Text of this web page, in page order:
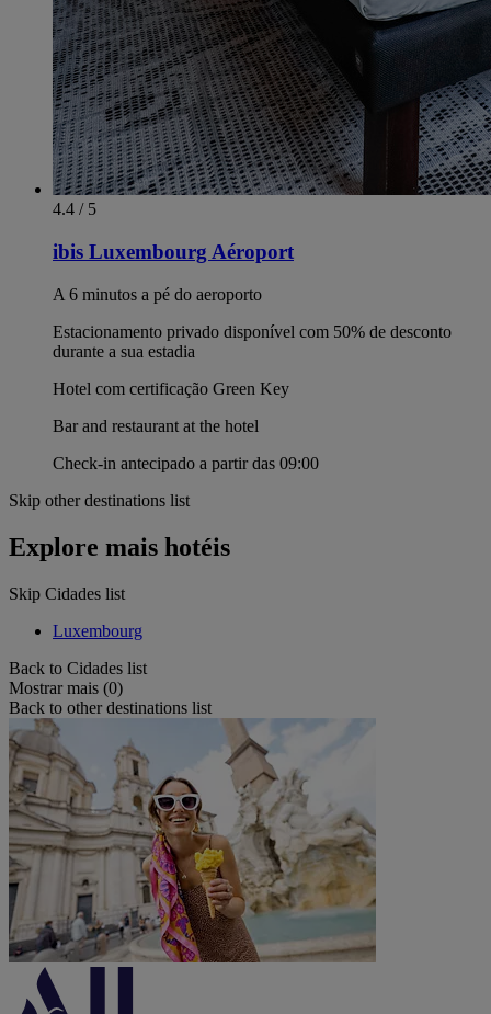
4.4 / 5
ibis Luxembourg Aéroport
A 6 minutos a pé do aeroporto
Estacionamento privado disponível com 50% de desconto
durante a sua estadia
Hotel com certificação Green Key
Bar and restaurant at the hotel
Check-in antecipado a partir das 09:00
Skip other destinations list
Explore mais hotéis
Skip Cidades list
Luxembourg
Back to Cidades list
Mostrar mais (0)
Back to other destinations list